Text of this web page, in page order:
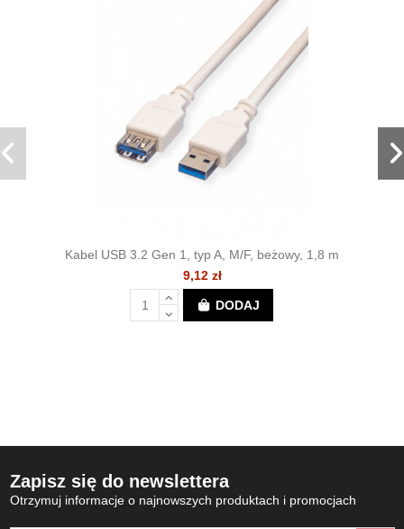
Kabel USB 3.2 Gen 1, typ A, M/F, beżowy, 1,8 m
9,12 zł
DODAJ
Zapisz się do newslettera
Otrzymuj informacje o najnowszych produktach i promocjach